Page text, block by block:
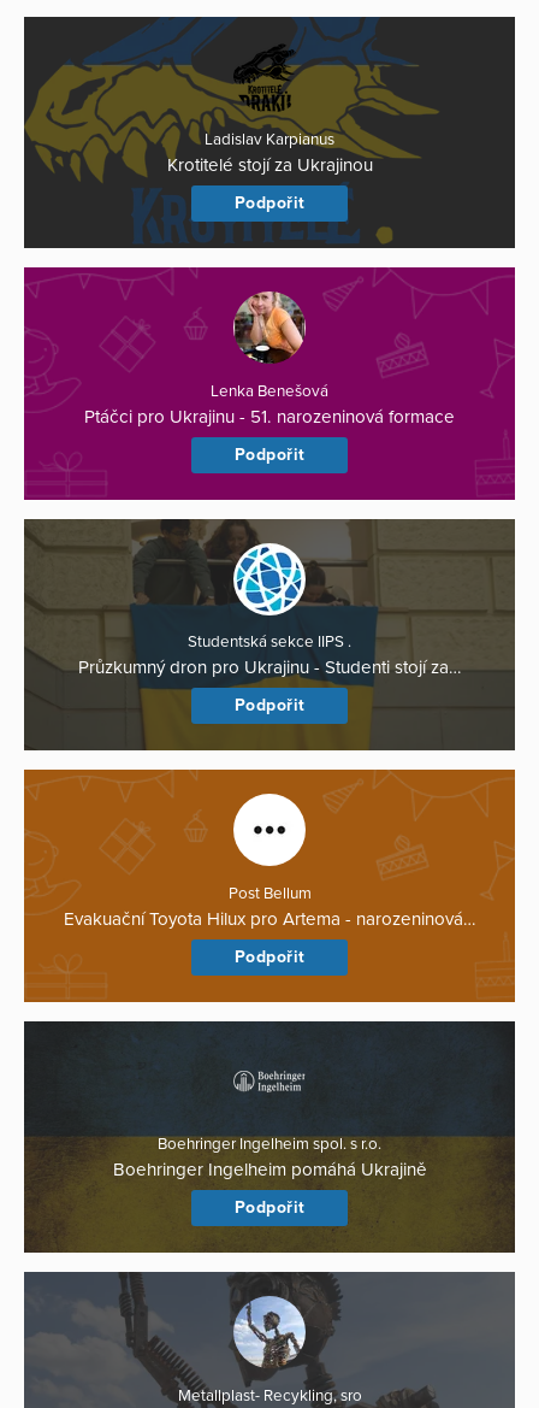
Ladislav Karpianus
Krotitelé stojí za Ukrajinou
Podpořit
Lenka Benešová
Ptáčci pro Ukrajinu - 51. narozeninová formace
Podpořit
Studentská sekce IIPS .
Průzkumný dron pro Ukrajinu - Studenti stojí za…
Podpořit
Post Bellum
Evakuační Toyota Hilux pro Artema - narozeninová…
Podpořit
Boehringer Ingelheim spol. s r.o.
Boehringer Ingelheim pomáhá Ukrajině
Podpořit
Metallplast- Recykling, sro